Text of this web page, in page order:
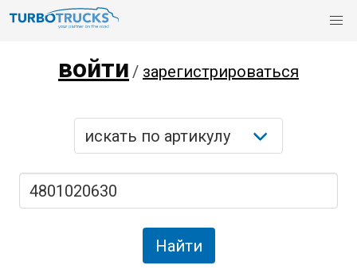
войти / зарегистрироваться